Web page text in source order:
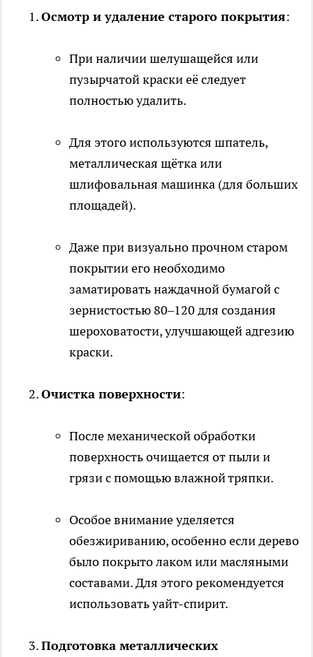
Осмотр и удаление старого покрытия:
При наличии шелушащейся или
пузырчатой краски её следует
полностью удалить.
Для этого используются шпатель,
металлическая щётка или
шлифовальная машинка (для больших
площадей).
Даже при визуально прочном старом
покрытии его необходимо
заматировать наждачной бумагой с
зернистостью 80–120 для создания
шероховатости, улучшающей адгезию
краски.
Очистка поверхности:
После механической обработки
поверхность очищается от пыли и
грязи с помощью влажной тряпки.
Особое внимание уделяется
обезжириванию, особенно если дерево
было покрыто лаком или масляными
составами. Для этого рекомендуется
использовать уайт-спирит.
Подготовка металлических